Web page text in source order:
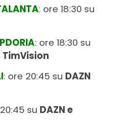
: ore 18:30 su
: ore 18:30 su
TimVision
: ore 20:45 su DAZN
su DAZN e